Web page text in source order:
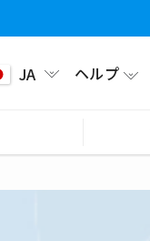
JA ヘルプ